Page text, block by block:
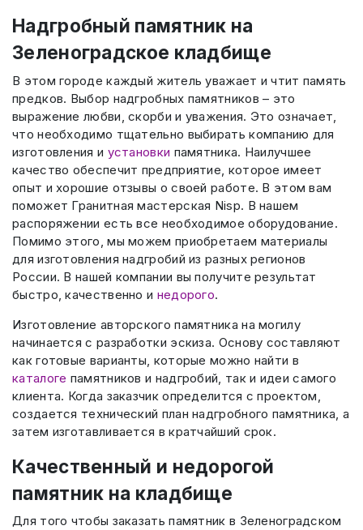
Надгробный памятник на
Зеленоградское кладбище
В этом городе каждый житель уважает и чтит память
предков. Выбор надгробных памятников – это
выражение любви, скорби и уважения. Это означает,
что необходимо тщательно выбирать компанию для
изготовления и установки памятника. Наилучшее
качество обеспечит предприятие, которое имеет
опыт и хорошие отзывы о своей работе. В этом вам
поможет Гранитная мастерская Nisp. В нашем
распоряжении есть все необходимое оборудование.
Помимо этого, мы можем приобретаем материалы
для изготовления надгробий из разных регионов
России. В нашей компании вы получите результат
быстро, качественно и недорого.
Изготовление авторского памятника на могилу
начинается с разработки эскиза. Основу составляют
как готовые варианты, которые можно найти в
каталоге памятников и надгробий, так и идеи самого
клиента. Когда заказчик определится с проектом,
создается технический план надгробного памятника, а
затем изготавливается в кратчайший срок.
Качественный и недорогой
памятник на кладбище
Для того чтобы заказать памятник в Зеленоградском